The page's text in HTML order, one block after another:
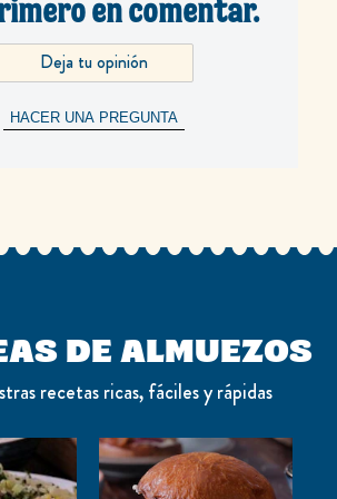
en comentar.
Deja tu opinión
HACER UNA PREGUNTA
DE ALMUEZOS
recetas ricas, fáciles y rápidas